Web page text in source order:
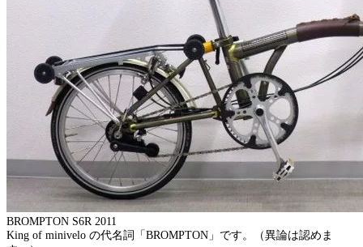
BROMPTON S6R 2011
King of minivelo の代名詞「BROMPTON」です。（異論は認めま